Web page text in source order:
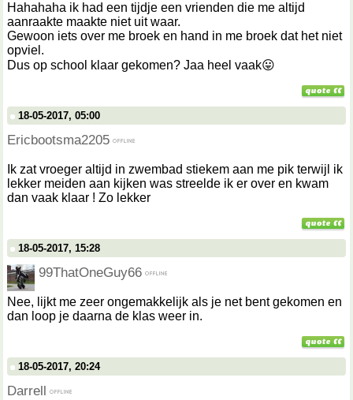
Hahahaha ik had een tijdje een vrienden die me altijd
aanraakte maakte niet uit waar.
Gewoon iets over me broek en hand in me broek dat het niet
opviel.
Dus op school klaar gekomen? Jaa heel vaak😛
18-05-2017, 05:00
Ericbootsma2205
Ik zat vroeger altijd in zwembad stiekem aan me pik terwijl ik
lekker meiden aan kijken was streelde ik er over en kwam
dan vaak klaar ! Zo lekker
18-05-2017, 15:28
99ThatOneGuy66
Nee, lijkt me zeer ongemakkelijk als je net bent gekomen en
dan loop je daarna de klas weer in.
18-05-2017, 20:24
Darrell